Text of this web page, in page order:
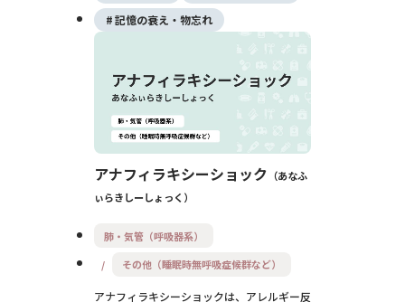
重要です。
記憶の衰え・物忘れ
アナフィラキシーショック
あなふ
ぃらきしーしょっく
肺・気管（呼吸器系）
その他（睡眠時無呼吸症候群など）
アナフィラキシーショックは、アレルギー反